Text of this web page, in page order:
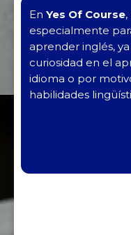
En Yes Of Course
especialmente
aprender inglés,
curiosidad en el
idioma o por
habilidades